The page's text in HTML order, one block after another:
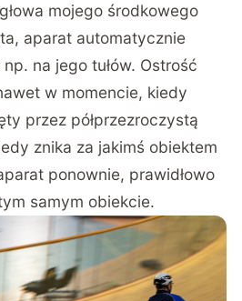
mojego środkowego
aparat automatycznie
na jego tułów. Ostrość
w momencie, kiedy
przez półprzezroczystą
znika za jakimś obiektem
ponownie, prawidłowo
samym obiekcie.